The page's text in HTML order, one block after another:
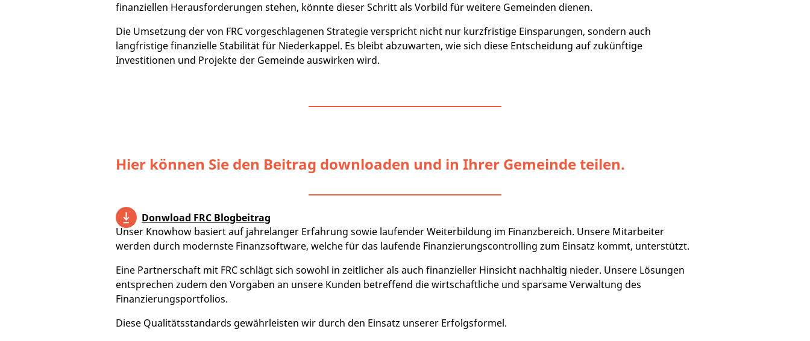
finanziellen Herausforderungen stehen, könnte dieser Schritt als Vorbild für weitere Gemeinden dienen.
Die Umsetzung der von FRC vorgeschlagenen Strategie verspricht nicht nur kurzfristige Einsparungen, sondern auch
langfristige finanzielle Stabilität für Niederkappel. Es bleibt abzuwarten, wie sich diese Entscheidung auf zukünftige
Investitionen und Projekte der Gemeinde auswirken wird.
Hier können Sie den Beitrag downloaden und in Ihrer Gemeinde teilen.
Donwload FRC Blogbeitrag
Unser Knowhow basiert auf jahrelanger Erfahrung sowie laufender Weiterbildung im Finanzbereich. Unsere Mitarbeiter
werden durch modernste Finanzsoftware, welche für das laufende Finanzierungscontrolling zum Einsatz kommt, unterstützt.
Eine Partnerschaft mit FRC schlägt sich sowohl in zeitlicher als auch finanzieller Hinsicht nachhaltig nieder. Unsere Lösungen
entsprechen zudem den Vorgaben an unsere Kunden betreffend die wirtschaftliche und sparsame Verwaltung des
Finanzierungsportfolios.
Diese Qualitätsstandards gewährleisten wir durch den Einsatz unserer Erfolgsformel.